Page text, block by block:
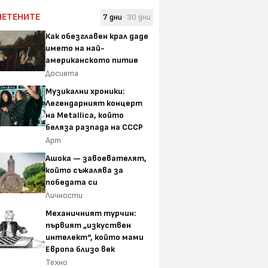
7 дни 30 дни
Как обезглавен крал даде
името на най-
американското питие
Досиета
Музикални хроники:
Легендарният концерт
на Metallica, който
беляза разпада на СССР
Арт
Ашока — завоевателят,
който съжалява за
победата си
Личности
Механичният турчин:
първият „изкуствен
интелект“, който мами
Европа близо век
Техно